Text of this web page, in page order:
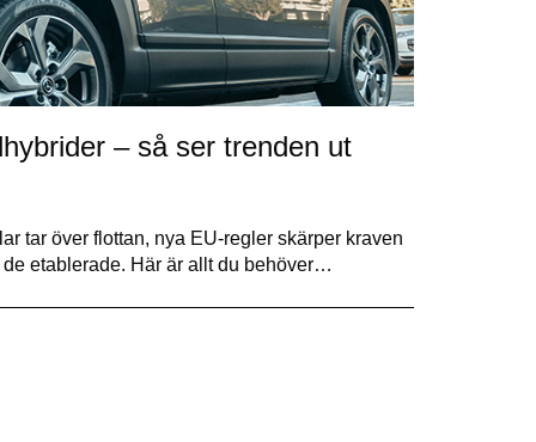
– så ser trenden ut
tar över flottan, nya EU-regler skärper kraven
etablerade. Här är allt du behöver…